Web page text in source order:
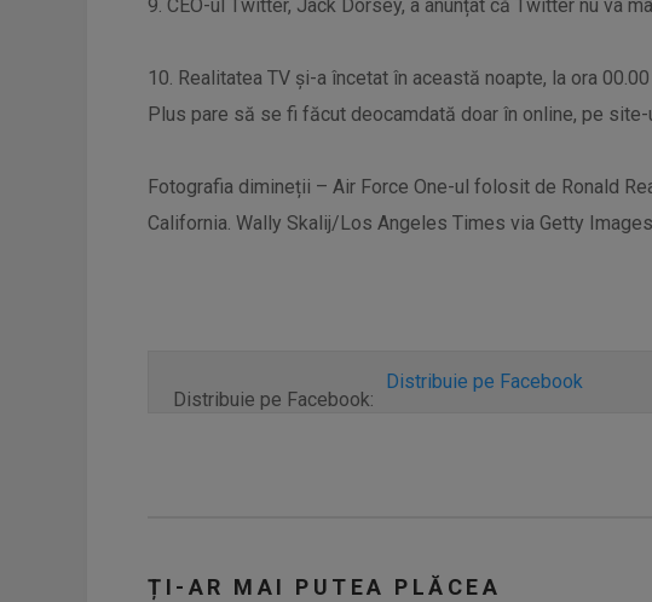
9. CEO-ul Twitter, Jack Dorsey, a anunțat că Twitter nu va
10. Realitatea TV și-a încetat în această noapte, la ora
Plus pare să se fi făcut deocamdată doar în online, pe site-
Fotografia dimineții – Air Force One-ul folosit de Ronald
California. Wally Skalij/Los Angeles Times via Getty
Distribuie pe Facebook:
Distribuie pe Facebook
ȚI-AR MAI PUTEA PLĂCEA